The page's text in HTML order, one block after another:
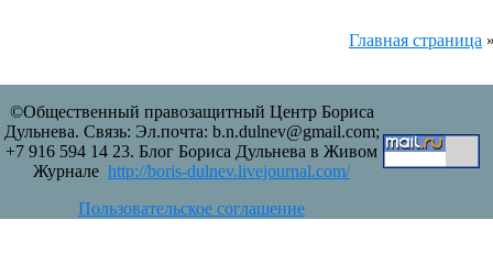
Главная страница
©Общественный правозащитный Центр Бориса
Дульнева. Связь: Эл.почта: b.n.dulnev@gmail.com;
+7 916 594 14 23. Блог Бориса Дульнева в Живом
Журнале http://boris-dulnev.livejournal.com/
Пользовательское соглашение